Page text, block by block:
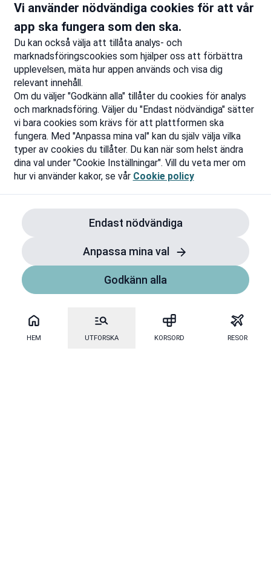
HEM UTFORSKA KORSORD RESOR
Rapportera ett problem
Vi använder nödvändiga cookies för att vår
app ska fungera som den ska.
Du kan också välja att tillåta analys- och
marknadsföringscookies som hjälper oss att förbättra
upplevelsen, mäta hur appen används och visa dig
relevant innehåll.
Om du väljer "Godkänn alla" tillåter du cookies för analys
och marknadsföring. Väljer du "Endast nödvändiga" sätter
vi bara cookies som krävs för att plattformen ska
fungera. Med "Anpassa mina val" kan du själv välja vilka
typer av cookies du tillåter. Du kan när som helst ändra
dina val under "Cookie Inställningar". Vill du veta mer om
hur vi använder kakor, se vår Cookie policy
Endast nödvändiga
Anpassa mina val
Godkänn alla